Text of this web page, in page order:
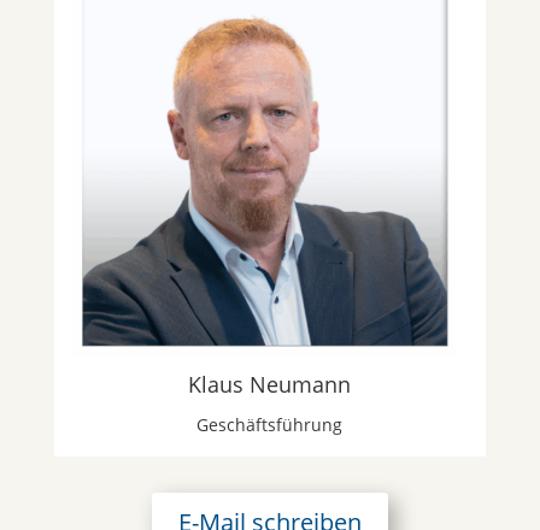
Klaus Neumann
Geschäftsführung
E-Mail schreiben